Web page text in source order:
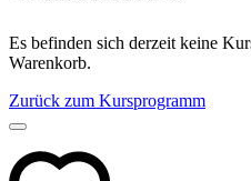
Es befinden sich derzeit keine
Warenkorb.
Zurück zum Kursprogramm